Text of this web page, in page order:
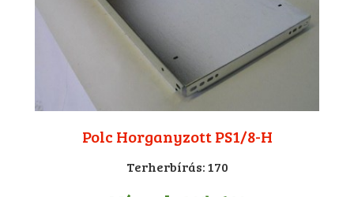
Polc Horganyzott PS1/8-H
Terherbírás:170